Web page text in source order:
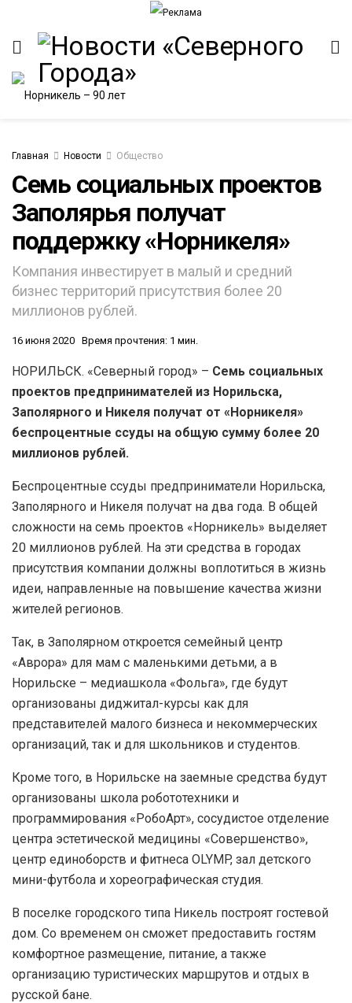
Главная Новости Общество
Семь социальных проектов
Заполярья получат
поддержку «Норникеля»
Компания инвестирует в малый и средний
бизнес территорий присутствия более 20
миллионов рублей.
16 июня 2020 Время прочтения: 1 мин.
НОРИЛЬСК. «Северный город» – Семь социальных
проектов предпринимателей из Норильска,
Заполярного и Никеля получат от «Норникеля»
беспроцентные ссуды на общую сумму более 20
миллионов рублей.
Беспроцентные ссуды предприниматели Норильска,
Заполярного и Никеля получат на два года. В общей
сложности на семь проектов «Норникель» выделяет
20 миллионов рублей. На эти средства в городах
присутствия компании должны воплотиться в жизнь
идеи, направленные на повышение качества жизни
жителей регионов.
Так, в Заполярном откроется cемейный центр
«Аврора» для мам с маленькими детьми, а в
Норильске – медиашкола «Фольга», где будут
организованы диджитал-курсы как для
представителей малого бизнеса и некоммерческих
организаций, так и для школьников и студентов.
Кроме того, в Норильске на заемные средства будут
организованы школа робототехники и
программирования «РобоАрт», сосудистое отделение
центра эстетической медицины «Совершенство»,
центр единоборств и фитнеса OLYMP, зал детского
мини-футбола и хореографическая студия.
В поселке городского типа Никель построят гостевой
дом. Со временем он сможет предоставить гостям
комфортное размещение, питание, а также
организацию туристических маршрутов и отдых в
русской бане.